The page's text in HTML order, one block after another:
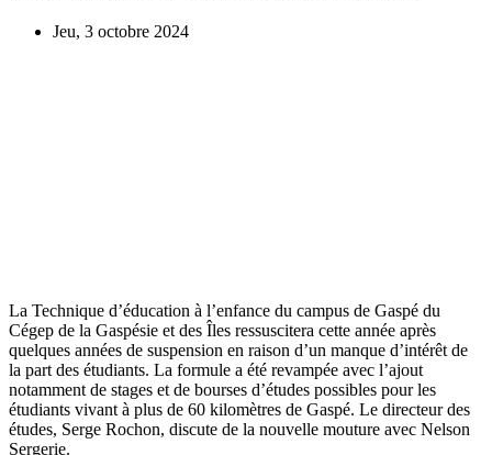
Jeu, 3 octobre 2024
La Technique d’éducation à l’enfance du campus de Gaspé du
Cégep de la Gaspésie et des Îles ressuscitera cette année après
quelques années de suspension en raison d’un manque d’intérêt de
la part des étudiants. La formule a été revampée avec l’ajout
notamment de stages et de bourses d’études possibles pour les
étudiants vivant à plus de 60 kilomètres de Gaspé. Le directeur des
études, Serge Rochon, discute de la nouvelle mouture avec Nelson
Sergerie.